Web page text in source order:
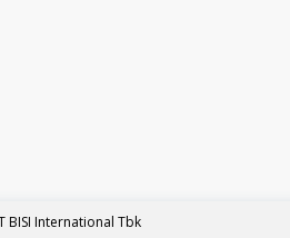
BISI International Tbk